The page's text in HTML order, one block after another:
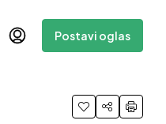
Postavi oglas